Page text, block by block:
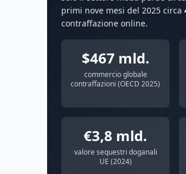
primi nove mesi del 2025 circa
contraffazione online.
$467 mld.
commercio globale
contraffazioni (OECD 2025)
€3,8 mld.
valore sequestri doganali
UE (2024)